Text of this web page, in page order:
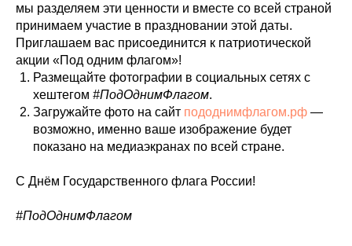
мы разделяем эти ценности и вместе со всей страной
принимаем участие в праздновании этой даты.
Приглашаем вас присоединится к патриотической
акции «Под одним флагом»!
Размещайте фотографии в социальных сетях с
хештегом #ПодОднимФлагом.
Загружайте фото на сайт пододнимфлагом.рф —
возможно, именно ваше изображение будет
показано на медиаэкранах по всей стране.
С Днём Государственного флага России!
#ПодОднимФлагом